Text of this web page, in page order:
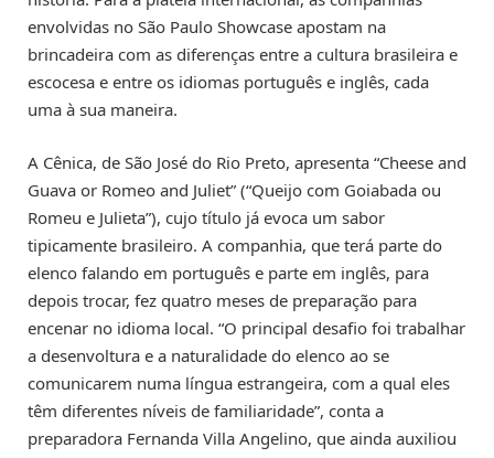
envolvidas no São Paulo Showcase apostam na
brincadeira com as diferenças entre a cultura brasileira e
escocesa e entre os idiomas português e inglês, cada
uma à sua maneira.
A Cênica, de São José do Rio Preto, apresenta “Cheese and
Guava or Romeo and Juliet” (“Queijo com Goiabada ou
Romeu e Julieta”), cujo título já evoca um sabor
tipicamente brasileiro. A companhia, que terá parte do
elenco falando em português e parte em inglês, para
depois trocar, fez quatro meses de preparação para
encenar no idioma local. “O principal desafio foi trabalhar
a desenvoltura e a naturalidade do elenco ao se
comunicarem numa língua estrangeira, com a qual eles
têm diferentes níveis de familiaridade”, conta a
preparadora Fernanda Villa Angelino, que ainda auxiliou